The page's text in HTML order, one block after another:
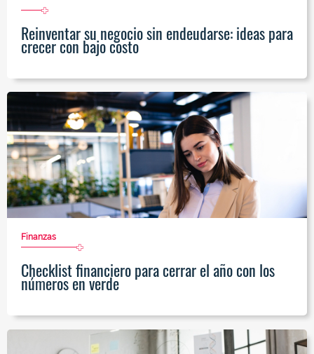
Reinventar su negocio sin endeudarse: ideas para
crecer con bajo costo
Finanzas
Checklist financiero para cerrar el año con los
números en verde